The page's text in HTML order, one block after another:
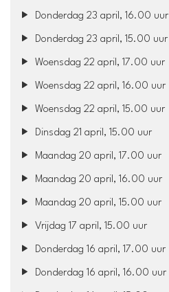
Donderdag 23 april, 16.00 uur
Donderdag 23 april, 15.00 uur
Woensdag 22 april, 17.00 uur
Woensdag 22 april, 16.00 uur
Woensdag 22 april, 15.00 uur
Dinsdag 21 april, 15.00 uur
Maandag 20 april, 17.00 uur
Maandag 20 april, 16.00 uur
Maandag 20 april, 15.00 uur
Vrijdag 17 april, 15.00 uur
Donderdag 16 april, 17.00 uur
Donderdag 16 april, 16.00 uur